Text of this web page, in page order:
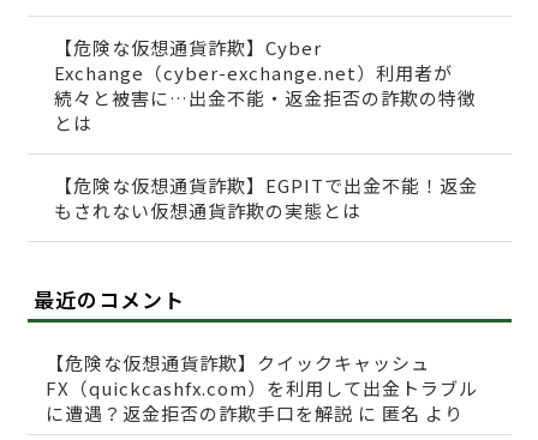
【危険な仮想通貨詐欺】Cyber
Exchange（cyber-exchange.net）利用者が
続々と被害に…出金不能・返金拒否の詐欺の特徴
とは
【危険な仮想通貨詐欺】EGPITで出金不能！返金
もされない仮想通貨詐欺の実態とは
最近のコメント
【危険な仮想通貨詐欺】クイックキャッシュ
FX（quickcashfx.com）を利用して出金トラブル
に遭遇？返金拒否の詐欺手口を解説 に 匿名 より